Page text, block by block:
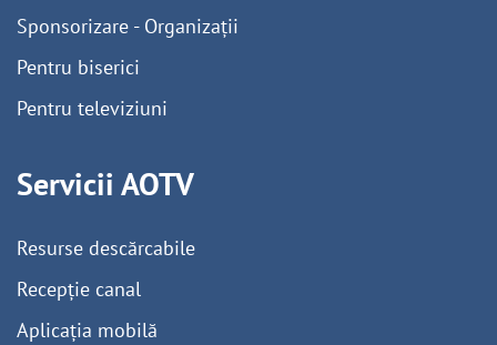
Sponsorizare - Organizații
Pentru biserici
Pentru televiziuni
Servicii AOTV
Resurse descărcabile
Recepție canal
Aplicația mobilă